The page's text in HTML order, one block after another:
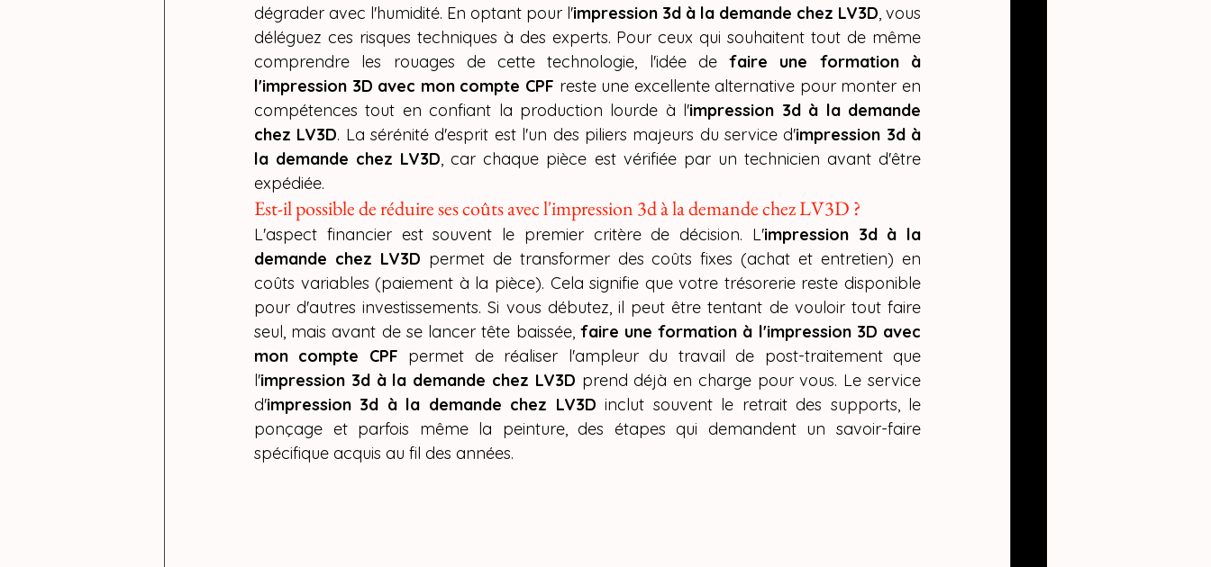
dégrader avec l'humidité. En optant pour l'impression 3d à la demande chez LV3D, vous
déléguez ces risques techniques à des experts. Pour ceux qui souhaitent tout de même
comprendre les rouages de cette technologie, l'idée de faire une formation à
l'impression 3D avec mon compte CPF reste une excellente alternative pour monter en
compétences tout en confiant la production lourde à l'impression 3d à la demande
chez LV3D. La sérénité d'esprit est l'un des piliers majeurs du service d'impression 3d à
la demande chez LV3D, car chaque pièce est vérifiée par un technicien avant d'être
expédiée.
Est-il possible de réduire ses coûts avec l'impression 3d à la demande chez LV3D ?
L'aspect financier est souvent le premier critère de décision. L'impression 3d à la
demande chez LV3D permet de transformer des coûts fixes (achat et entretien) en
coûts variables (paiement à la pièce). Cela signifie que votre trésorerie reste disponible
pour d'autres investissements. Si vous débutez, il peut être tentant de vouloir tout faire
seul, mais avant de se lancer tête baissée, faire une formation à l'impression 3D avec
mon compte CPF permet de réaliser l'ampleur du travail de post-traitement que
l'impression 3d à la demande chez LV3D prend déjà en charge pour vous. Le service
d'impression 3d à la demande chez LV3D inclut souvent le retrait des supports, le
ponçage et parfois même la peinture, des étapes qui demandent un savoir-faire
spécifique acquis au fil des années.